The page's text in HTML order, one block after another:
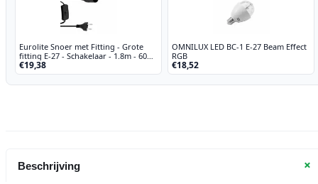
Eurolite Snoer met Fitting - Grote
fitting E-27 - Schakelaar - 1.8m - 60W
Max
€19,38
OMNILUX LED BC-1 E-27 Beam Effect
RGB
€18,52
Beschrijving +